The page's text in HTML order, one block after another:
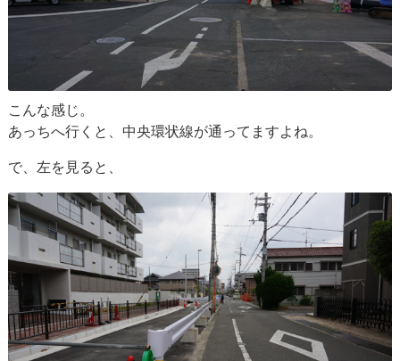
こんな感じ。
あっちへ行くと、中央環状線が通ってますよね。
で、左を見ると、